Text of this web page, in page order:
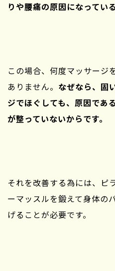
りや腰痛の原因になっている
この場合、何度マッサージ
ありません。 なぜなら、固
ジでほぐしても、原因であ
が整っていないからです。
それを改善する為には、ピ
ーマッスルを鍛えて身体の
げることが必要です。